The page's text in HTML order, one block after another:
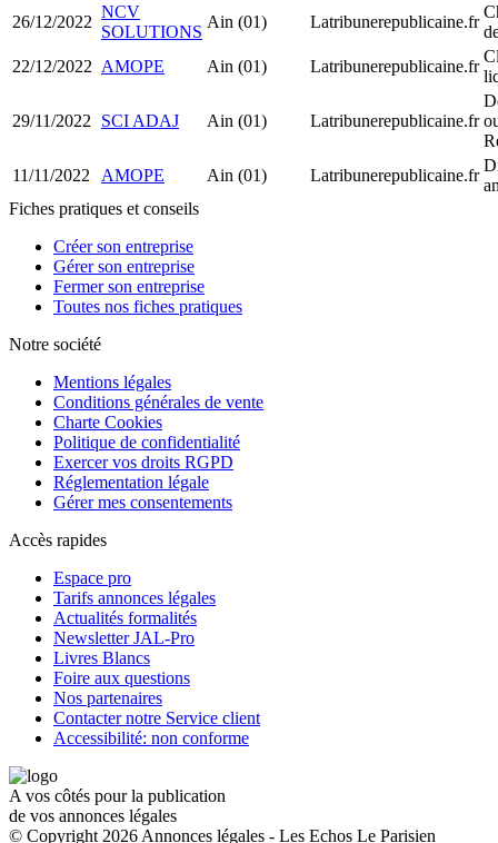
26/12/2022
NCV
SOLUTIONS
Ain (01) Latribunerepublicaine.fr
22/12/2022 AMOPE Ain (01) Latribunerepublicaine.fr
29/11/2022 SCI ADAJ Ain (01) Latribunerepublicaine.fr
11/11/2022
AMOPE Ain (01) Latribunerepublicaine.fr
Fiches pratiques et conseils
Créer son entreprise
Gérer son entreprise
Fermer son entreprise
Toutes nos fiches pratiques
Notre société
Mentions légales
Conditions générales de vente
Charte Cookies
Politique de confidentialité
Exercer vos droits RGPD
Réglementation légale
Gérer mes consentements
Accès rapides
Espace pro
Tarifs annonces légales
Actualités formalités
Newsletter JAL-Pro
Livres Blancs
Foire aux questions
Nos partenaires
Contacter notre Service client
Accessibilité: non conforme
A vos côtés pour la publication
de vos annonces légales
© Copyright 2026 Annonces légales - Les Echos Le Parisien